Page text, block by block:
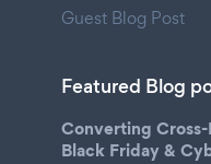
Guest Blog Post
Featured Blog
Converting
Black Friday &